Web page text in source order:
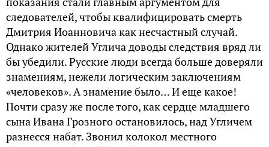
следователей, чтобы квалифицировать смерть
Дмитрия Иоанновича как несчастный случай.
Однако жителей Углича доводы следствия вряд ли
бы убедили. Русские люди всегда больше доверяли
знамениям, нежели логическим заключениям
«человеков». А знамение было… И еще какое!
Почти сразу же после того, как сердце младшего
сына Ивана Грозного остановилось, над Угличем
разнесся набат. Звонил колокол местного